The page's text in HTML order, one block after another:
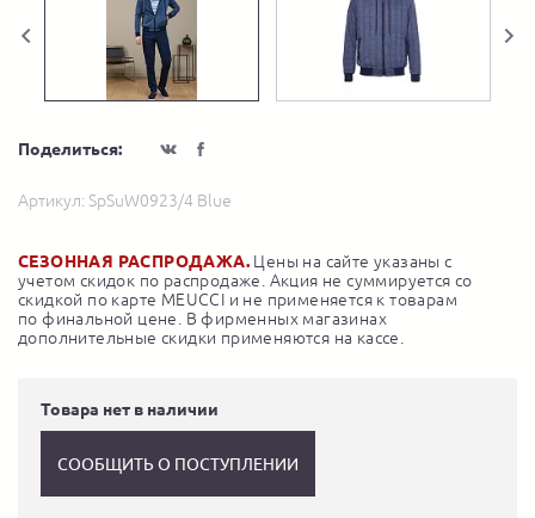
Поделиться:
Артикул: SpSuW0923/4 Blue
СЕЗОННАЯ РАСПРОДАЖА. Цены на сайте указаны с
учетом скидок по распродаже. Акция не суммируется со
скидкой по карте MEUCCI и не применяется к товарам
по финальной цене. В фирменных магазинах
дополнительные скидки применяются на кассе.
Товара нет в наличии
СООБЩИТЬ О ПОСТУПЛЕНИИ